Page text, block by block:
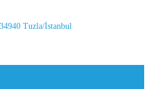
Tuzla/İstanbul